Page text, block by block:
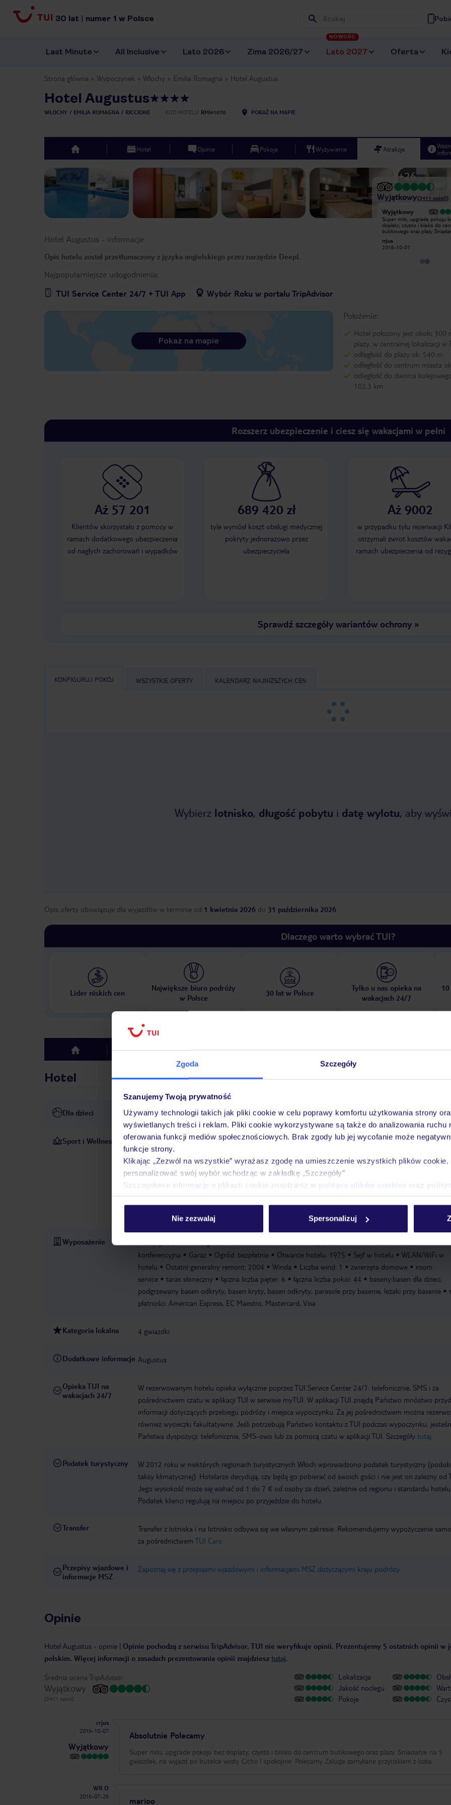
Zgoda Szczegóły
Szanujemy Twoją prywatność
Używamy technologii takich jak pliki cookie w celu poprawy komfortu użytkowania strony
wyświetlanych treści i reklam. Pliki cookie wykorzystywane są także do analizowania ruchu
oferowania funkcji mediów społecznościowych. Brak zgody lub jej wycofanie może
funkcje strony.
Klikając „Zezwól na wszystkie” wyrażasz zgodę na umieszczenie wszystkich plików
personalizować swój wybór wchodząc w zakładkę „Szczegóły”
Szczegółowe informacje o plikach cookie znajdziesz w polityce plików cookies oraz
Nie zezwalaj Spersonalizuj
30 lat | numer 1 w Polsce Wpisz frazę, której szukasz
Last Minute All Inclusive Lato 2026 Zima 2026/27 Lato 2027
NOWOŚĆ
Oferta
Strona główna Wypoczynek Włochy Emilia Romagna Hotel Augustus
Hotel Augustus
WŁOCHY EMILIA ROMAGNA RICCIONE KOD HOTELU RMI41070 POKAŻ NA MAPIE
top Hotel Opinie Pokoje Wyżywienie Atrakcje
+26
Wyjątkowy(3411 opinii)
Wyjątkowy
Lokalizacja fantastyczna! Pokoje
Zdecydowanie tu wrócę!
Wyjątkowy
Super milo, upgrade pokoju
doplaty, czysto i blisko do
butikowego oraz plazy.
wody. Cicho I spokojnie.
Zaluzje zamykane przyciskiem
rrjus
2016-10-07
Hotel Augustus - informacje
Opis hotelu został przetłumaczony z języka angielskiego przez narzędzie DeepL
Najpopularniejsze udogodnienia:
TUI Service Center 24/7 + TUI App
Wybór Roku w portalu TripAdvisor
Położenie:
Hotel położony jest około 300
plaży, w centralnej lokalizacji w
odległość do plaży ok. 540 m
odległość do centrum miasta
odległość do dworca
102,3 km
Pokaż na mapie
Rozszerz ubezpieczenie i ciesz się wakacjami w pełni
Aż 57 201
Klientów skorzystało z pomocy w
ramach dodatkowego ubezpieczenia
od nagłych zachorowań i wypadków
689 420 zł
tyle wyniósł koszt obsługi medycznej
pokryty jednorazowo przez
ubezpieczyciela
Aż 9002
w przypadku tylu rezerwacji
otrzymali zwrot kosztów
ramach ubezpieczenia od
Sprawdź szczegóły wariantów ochrony»
KONFIGURUJ POKÓJ WSZYSTKIE OFERTY KALENDARZ NAJNIŻSZYCH CEN
Wybierz lotnisko, długość pobytu i datę wylotu, aby
Opis oferty obowiązuje dla wyjazdów w terminie od 1 kwietnia 2026 do 31 października 2026
Dlaczego warto wybrać TUI?
Lider niskich cen
Największe biuro podróży
w Polsce
30 lat w Polsce
Tylko u nas opieka na
wakacjach 24/7
top Hotel Opinie Pokoje Wyżywienie Atrakcje
Hotel
Dla dzieci Basen dla dzieci Plac zabaw
Sport i Wellness
Ogrzewane baseny wewnętrzne i zewnętrzne, również wypełnione słoną wodą, gwarantują przyjemną
Na terenie obiektu znajduje się również strefa dla dzieci. Orzeźwiające napoje w barze przy basenie i
relaks w jacuzzi wprawią wszystkich miłośników wody w najlepszy nastrój. Wakacje można spędzić na
słonecznym z leżakami i parasolami. Dla tych, którzy nie chcą przegapić sportu podczas podróży, hotel
Wypożyczalnia rowerów Masaże Liczba saun: 1
Wyposażenie
konferencyjna
Garaż Ogród: bezpłatnie Otwarcie hotelu: 1975 Sejf w hotelu
WLAN/WiFi w
hotelu
Ostatni generalny remont: 2004 Winda Liczba wind: 1 zwierzęta domowe
room
service
taras słoneczny łączna liczba pięter: 6 łączna liczba pokoi: 44
baseny:basen dla dzieci,
podgrzewany basen odkryty, basen kryty, basen odkryty, parasole przy basenie, leżaki przy basenie
płatności: American Express, EC Maestro, Mastercard, Visa
Kategoria lokalna 4 gwiazdki
Dodatkowe informacje Augustus
Opieka TUI na
wakacjach 24/7
W rezerwowanym hotelu opieka wyłącznie poprzez TUI Service Center 24/7: telefonicznie, SMS i za
pośrednictwem czatu w aplikacji TUI w serwisie myTUI. W aplikacji TUI znajdą Państwo mnóstwo
informacji dotyczących przebiegu podróży i miejsca wypoczynku. Za jej pośrednictwem można
również wycieczki fakultatywne. Jeśli potrzebują Państwo kontaktu z TUI podczas wypoczynku,
Państwa dyspozycji: telefonicznie, SMS-owo lub za pomocą czatu w aplikacji TUI. Szczegóły tutaj
Podatek turystyczny
W 2012 roku w niektórych regionach turystycznych Włoch wprowadzono podatek turystyczny
taksy klimatycznej). Hotelarze decydują, czy będą go pobierać od swoich gości i nie jest on zależny od
Jego wysokość może się wahać od 1 do 7 € od osoby za dzień, zależnie od regionu i standardu hotelu.
Podatek klienci regulują na miejscu po przyjeździe do hotelu.
Transfer
Transfer z lotniska i na lotnisko odbywa się we własnym zakresie. Rekomendujemy wypożyczenie
za pośrednictwem TUI Cars.
Przepisy wjazdowe i
informacje MSZ
Zapoznaj się z przepisami wjazdowymi i informacjami MSZ dotyczącymi kraju podróży.
Opinie
Hotel Augustus - opinie | Opinie pochodzą z serwisu TripAdvisor. TUI nie weryfikuje opinii. Prezentujemy 5 ostatnich opinii w
polskim. Więcej informacji o zasadach prezentowania opinii znajdziesz tutaj.
Średnia ocena TripAdvisor:
Wyjątkowy
(3411 opinii)
Lokalizacja
Jakość noclegu
Pokoje
rrjus
2016-10-07
Wyjątkowy
Absolutnie Polecamy
Super milo, upgrade pokoju bez doplaty, czysto i blisko do centrum butikowego oraz plazy. Sniadanie na 5
gwiazdek, na wyjazd po butelce wody. Cicho I spokojnie. Polecamy. Zaluzje zamykane przyciskiem z lozka.
WR O
2016-07-26
marioo